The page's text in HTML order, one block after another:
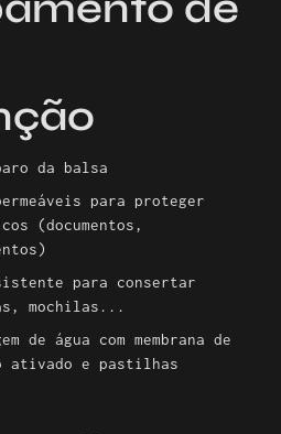
da balsa
para proteger
(documentos,
para consertar
mochilas...
de água com membrana de
ativado e pastilhas